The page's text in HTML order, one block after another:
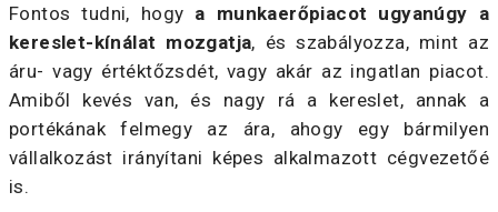
Fontos tudni, hogy a munkaerőpiacot ugyanúgy a
kereslet-kínálat mozgatja, és szabályozza, mint az
áru- vagy értéktőzsdét, vagy akár az ingatlan piacot.
Amiből kevés van, és nagy rá a kereslet, annak a
portékának felmegy az ára, ahogy egy bármilyen
vállalkozást irányítani képes alkalmazott cégvezetőé
is.